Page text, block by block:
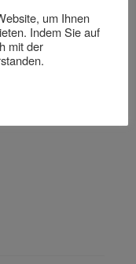
um Ihnen
Indem Sie auf
mit der